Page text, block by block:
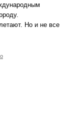
Но и не все